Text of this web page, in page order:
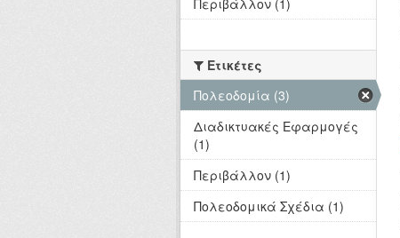
Περιβάλλον (1)
Ετικέτες
Πολεοδομία (3)
Διαδικτυακές Εφαρμογές
(1)
Περιβάλλον (1)
Πολεοδομικά Σχέδια (1)